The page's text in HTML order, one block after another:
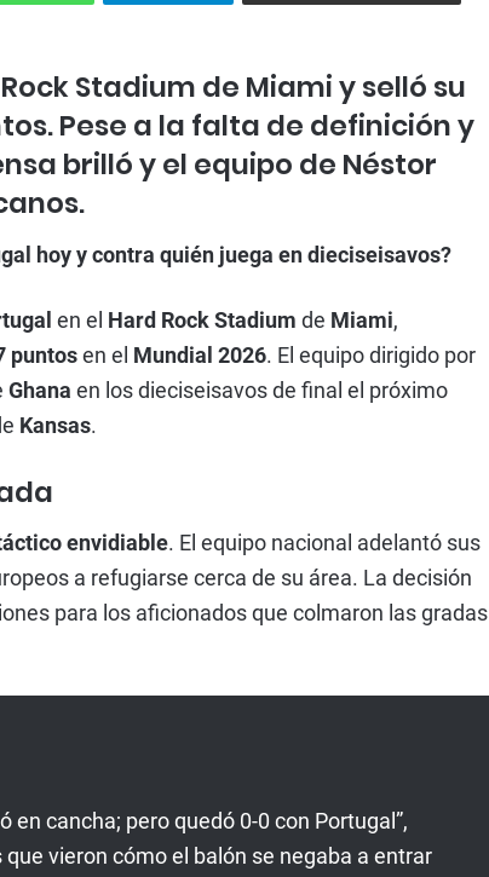
Stadium de Miami y selló su
Pese a la falta de definición y
brilló y el equipo de Néstor
hoy y contra quién juega en dieciseisavos?
en el Hard Rock Stadium de Miami,
puntosen el Mundial 2026. El equipo dirigido por
Ghana en los dieciseisavos de final el próximo
Kansas.
envidiable. El equipo nacional adelantó sus
a refugiarse cerca de su área. La decisión
para los aficionados que colmaron las gradas
en cancha; pero quedó 0-0 con Portugal”,
vieron cómo el balón se negaba a entrar